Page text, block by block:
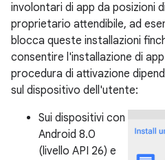
involontari di app da posizioni
proprietario attendibile, ad
blocca queste installazioni
consentire l'installazione di
procedura di attivazione
sul dispositivo dell'utente:
Sui dispositivi con
Android 8.0
(livello API 26) e